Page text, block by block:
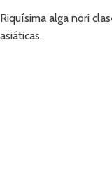
Riquísima alga nori
asiáticas.